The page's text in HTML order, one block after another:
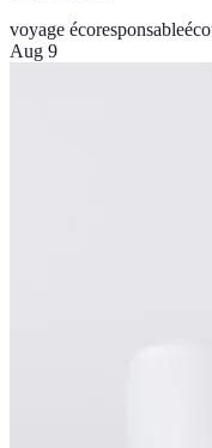
voyage écoresponsable
Aug 9